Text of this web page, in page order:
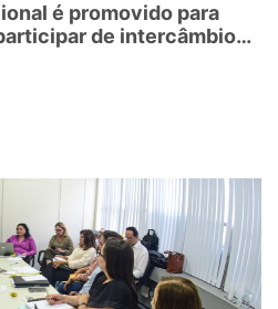
é promovido para
de intercâmbio